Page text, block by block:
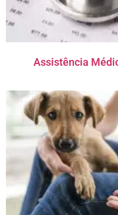
Assistência